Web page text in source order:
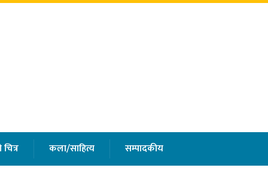
कला/साहित्य सम्पादकीय